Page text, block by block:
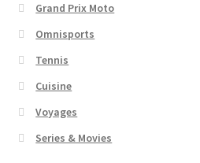
Grand Prix Moto
Omnisports
Tennis
Cuisine
Voyages
Series & Movies